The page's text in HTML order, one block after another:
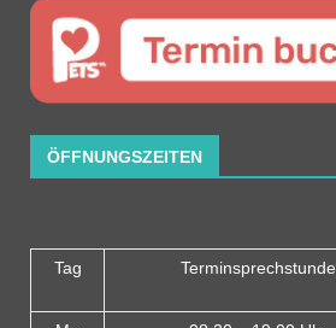
ÖFFNUNGSZEITEN
Tag Terminsprechstunde